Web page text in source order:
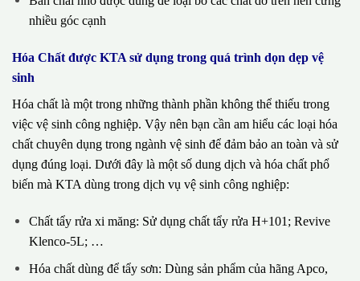
nhiều góc cạnh
Hóa Chất được KTA sử dụng trong quá trình dọn dẹp vệ
sinh
Hóa chất là một trong những thành phần không thể thiếu trong
việc vệ sinh công nghiệp. Vậy nên bạn cần am hiểu các loại hóa
chất chuyên dụng trong ngành vệ sinh để đảm bảo an toàn và sử
dụng đúng loại. Dưới đây là một số dung dịch và hóa chất phổ
biến mà KTA dùng trong dịch vụ vệ sinh công nghiệp:
Chất tẩy rửa xi măng: Sử dụng chất tẩy rửa H+101; Revive
Klenco-5L; …
Hóa chất dùng để tẩy sơn: Dùng sản phẩm của hãng Apco,